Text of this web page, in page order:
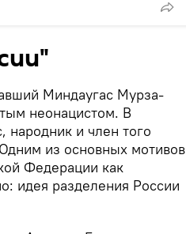
Миндаугас Мурза-
неонацистом. В
народник и член того
из основных мотивов
Федерации как
идея разделения России